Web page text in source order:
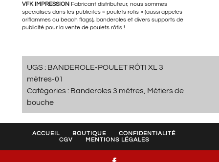
VFK IMPRESSIONFabricant distributeur, nous sommes
spécialisés dans les publicités « poulets rôtis » (aussi appelés
oriflammes ou beach flags), banderoles et divers supports de
publicité pour la vente de poulets rôtis !
UGS : BANDEROLE-POULET RÔTI XL 3
mètres-01
Catégories : Banderoles 3 mètres, Métiers de
bouche
ACCUEIL BOUTIQUE
CONFIDENTIALITÉ
CGV
MENTIONS LÉGALES